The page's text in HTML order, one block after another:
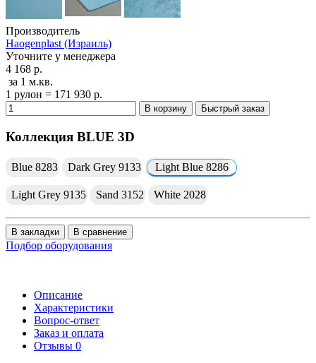
Производитель
Haogenplast (Израиль)
Уточните у менеджера
4 168 р.
за 1 м.кв.
1 рулон = 171 930 р.
В корзину Быстрый заказ
Коллекция BLUE 3D
Blue 8283 Dark Grey 9133 Light Blue 8286
Light Grey 9135 Sand 3152 White 2028
В закладки В сравнение
Подбор оборудования
Описание
Характеристики
Вопрос-ответ
Заказ и оплата
Отзывы 0